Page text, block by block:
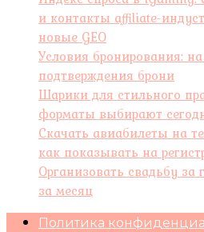
и контакты affiliate-
новые GEO
Условия бронирования:
подтверждения брони
Шарики для стильного
форматы выбирают
Скачать авиабилеты на
как показывать на
Организовать свадьбу за
за месяц
Политика